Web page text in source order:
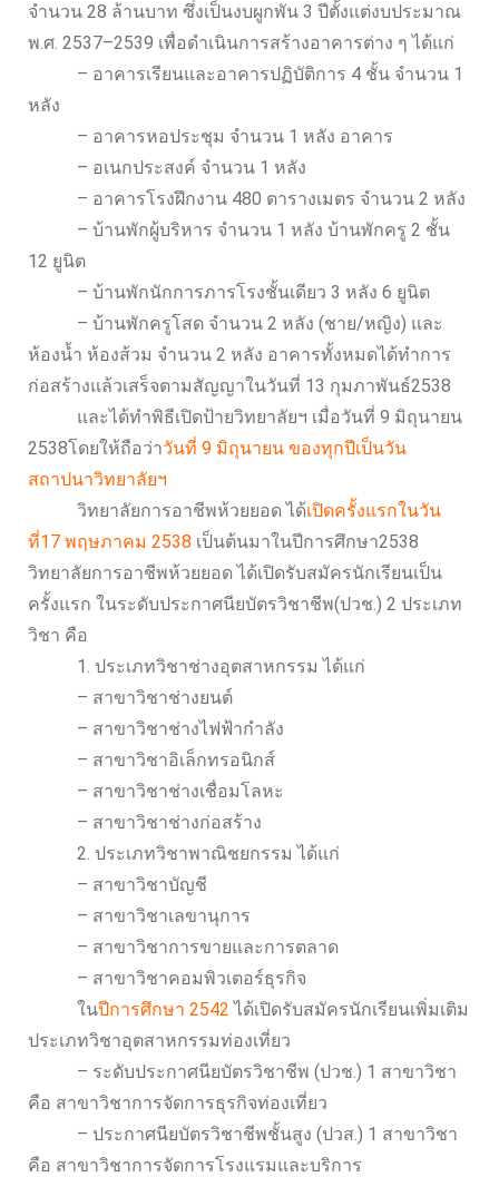
จำนวน 28 ล้านบาท ซึ่งเป็นงบผูกพัน 3 ปีตั้งแต่งบประมาณ
พ.ศ. 2537–2539 เพื่อดำเนินการสร้างอาคารต่าง ๆ ได้แก่
– อาคารเรียนและอาคารปฏิบัติการ 4 ชั้น จำนวน 1
หลัง
– อาคารหอประชุม จำนวน 1 หลัง อาคาร
– อเนกประสงค์ จำนวน 1 หลัง
– อาคารโรงฝึกงาน 480 ตารางเมตร จำนวน 2 หลัง
– บ้านพักผู้บริหาร จำนวน 1 หลัง บ้านพักครู 2 ชั้น
12 ยูนิต
– บ้านพักนักการภารโรงชั้นเดียว 3 หลัง 6 ยูนิต
– บ้านพักครูโสด จำนวน 2 หลัง (ชาย/หญิง) และ
ห้องน้ำ ห้องส้วม จำนวน 2 หลัง อาคารทั้งหมดได้ทำการ
ก่อสร้างแล้วเสร็จตามสัญญาในวันที่ 13 กุมภาพันธ์2538
และได้ทำพิธีเปิดป้ายวิทยาลัยฯ เมื่อวันที่ 9 มิถุนายน
2538โดยให้ถือว่าวันที่ 9 มิถุนายน ของทุกปีเป็นวัน
สถาปนาวิทยาลัยฯ
วิทยาลัยการอาชีพห้วยยอด ได้เปิดครั้งแรกในวัน
ที่17 พฤษภาคม 2538 เป็นต้นมาในปีการศึกษา2538
วิทยาลัยการอาชีพห้วยยอด ได้เปิดรับสมัครนักเรียนเป็น
ครั้งแรก ในระดับประกาศนียบัตรวิชาชีพ(ปวช.) 2 ประเภท
วิชา คือ
1. ประเภทวิชาช่างอุตสาหกรรม ได้แก่
– สาขาวิชาช่างยนต์
– สาขาวิชาช่างไฟฟ้ากำลัง
– สาขาวิชาอิเล็กทรอนิกส์
– สาขาวิชาช่างเชื่อมโลหะ
– สาขาวิชาช่างก่อสร้าง
2. ประเภทวิชาพาณิชยกรรม ได้แก่
– สาขาวิชาบัญชี
– สาขาวิชาเลขานุการ
– สาขาวิชาการขายและการตลาด
– สาขาวิชาคอมพิวเตอร์ธุรกิจ
ในปีการศึกษา 2542 ได้เปิดรับสมัครนักเรียนเพิ่มเติม
ประเภทวิชาอุตสาหกรรมท่องเที่ยว
– ระดับประกาศนียบัตรวิชาชีพ (ปวช.) 1 สาขาวิชา
คือ สาขาวิชาการจัดการธุรกิจท่องเที่ยว
– ประกาศนียบัตรวิชาชีพชั้นสูง (ปวส.) 1 สาขาวิชา
คือ สาขาวิชาการจัดการโรงแรมและบริการ